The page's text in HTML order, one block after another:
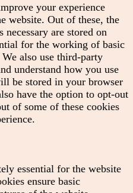
your experience
website. Out of these, the
necessary are stored on
for the working of basic
also use third-party
understand how you use
be stored in your browser
have the option to opt-out
of some of these cookies
essential for the website
ensure basic